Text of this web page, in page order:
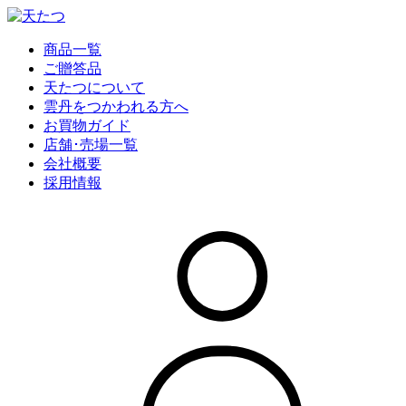
商品一覧
ご贈答品
天たつについて
雲丹をつかわれる方へ
お買物ガイド
店舗･売場一覧
会社概要
採用情報